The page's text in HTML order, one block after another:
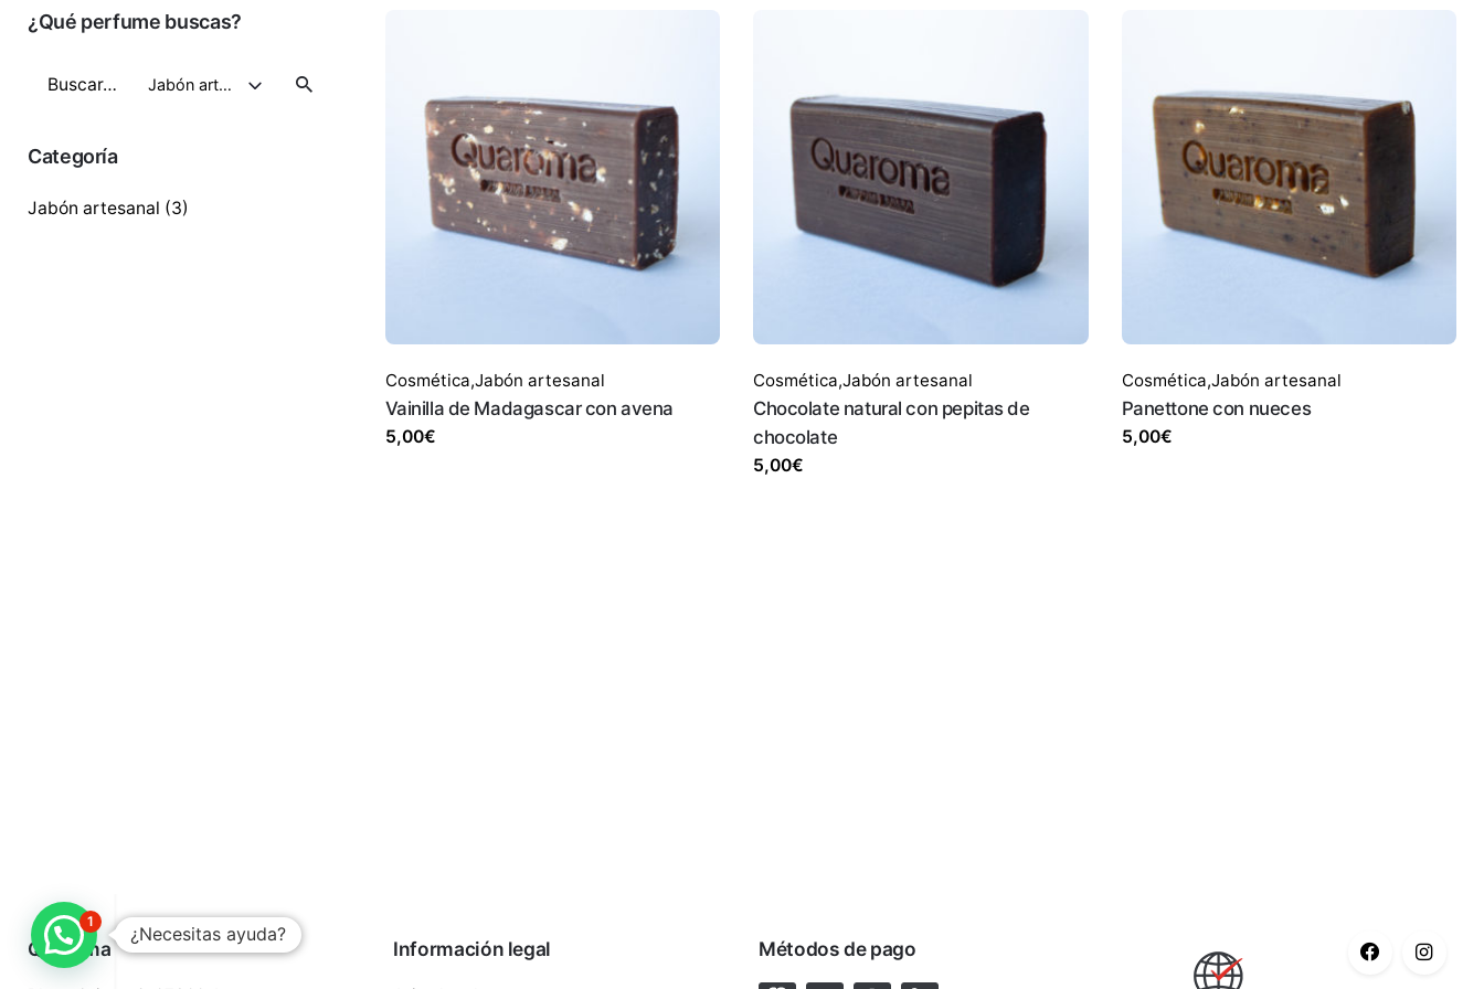
¿Qué perfume buscas?
Buscar
Jabón artesanal
Categoría
Jabón artesanal (3)
Cosmética,Jabón artesanal
Vainilla de Madagascar con avena
5,00€
Cosmética,Jabón artesanal
Chocolate natural con pepitas de
chocolate
5,00€
Cosmética,Jabón artesanal
Panettone con nueces
5,00€
Quaroma Información legal Métodos de pago
¿Necesitas ayuda?
1